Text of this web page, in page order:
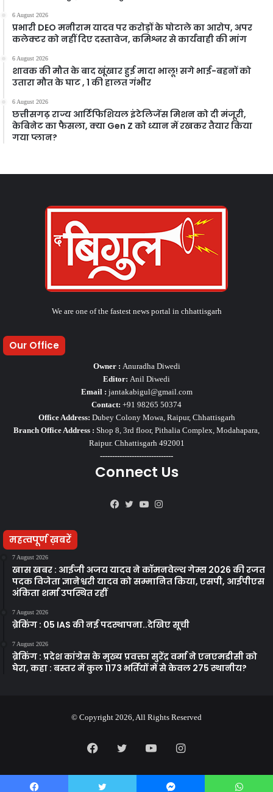
6 August 2026
प्रभारी DEO मनीराम यादव पर करोड़ों के घोटाले का आरोप, अपर
कलेक्टर को नहीं दिए दस्तावेज, कमिश्नर से कार्यवाही की मांग
6 August 2026
शावक की मौत के बाद खूंखार हुई मादा भालू! सगे भाई-बहनों को
उतारा मौत के घाट , 1 की हालत गंभीर
6 August 2026
छत्तीसगढ़ राज्य आर्टिफिशियल इंटेलिजेंस मिशन को दी मंजूरी,
केबिनेट का फैसला, क्या Gen Z को ध्यान में रखकर तैयार किया
गया प्लान?
We are one of the fastest news portal in chhattisgarh
Our Office
Owner : Anuradha Diwedi
Editor: Anil Diwedi
Email : jantakabigul@gmail.com
Contact: +91 98265 50374
Office Address: Dubey Colony Mowa, Raipur, Chhattisgarh
Branch Office Address : Shop 8, 3rd floor, Pithalia Complex, Modahapara,
Raipur. Chhattisgarh 492001
------------------------------
Connect Us
Facebook
TwitterYouTube
महत्वपूर्ण ख़बरें
7 August 2026
खास खबर : आईजी अजय यादव ने कॉमनवेल्थ गेम्स 2026 की रजत
पदक विजेता ज्ञानेश्वरी यादव को सम्मानित किया, एसपी, आईपीएस
अंकिता शर्मा उपस्थित रहीं
7 August 2026
ब्रेकिंग : 05 IAS की नई पदस्थापना..देखिए सूची
7 August 2026
ब्रेकिंग : प्रदेश कांग्रेस के मुख्य प्रवक्ता सुरेंद्र वर्मा ने एनएमडीसी को
घेरा, कहा : बस्तर में कुल 1173 भर्तियों में से केवल 275 स्थानीय?
© Copyright 2026, All Rights Reserved
FacebookTwitterYouTubeInstagram